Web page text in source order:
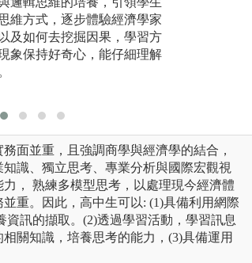
維方式，逐步體驗經濟學家
及如何去挖掘因果，學習方
象保持好奇心，能仔細理解
面並重，且強調商學與經濟學的結合，
識、獨立思考、專業分析與國際宏觀視
， 熟練多模型思考，以處理現今經濟體
重。因此，高中生可以: (1)具備利用網際
資訊的擷取。(2)透過學習活動，學習訊息
關知識，培養思考的能力，(3)具備運用